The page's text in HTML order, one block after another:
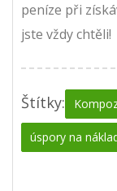
peníze při
jste vždy chtěli!
Štítky:
úspory na